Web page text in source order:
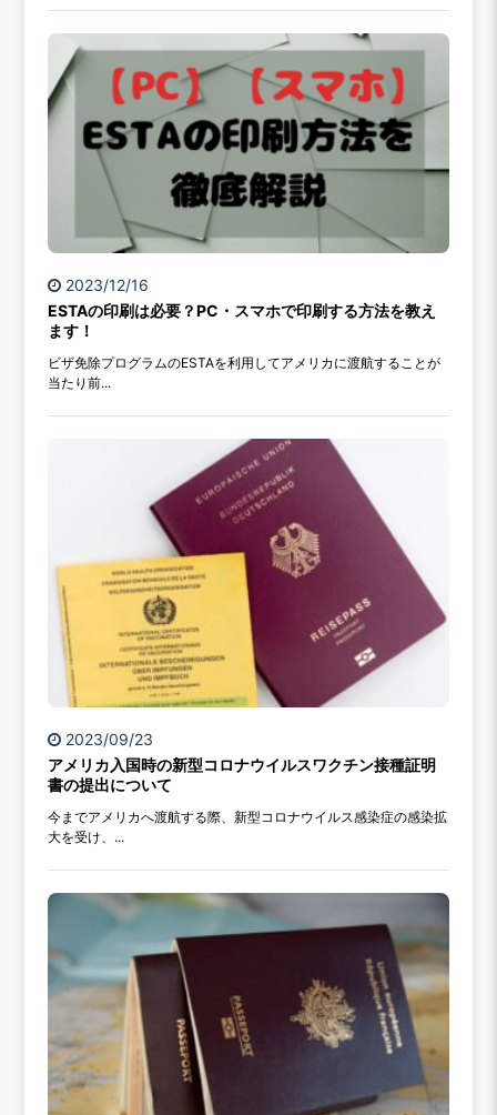
2023/12/16
ESTAの印刷は必要？PC・スマホで印刷する方法を教え
ます！
ビザ免除プログラムのESTAを利用してアメリカに渡航することが
当たり前...
2023/09/23
アメリカ入国時の新型コロナウイルスワクチン接種証明
書の提出について
今までアメリカへ渡航する際、新型コロナウイルス感染症の感染拡
大を受け、...